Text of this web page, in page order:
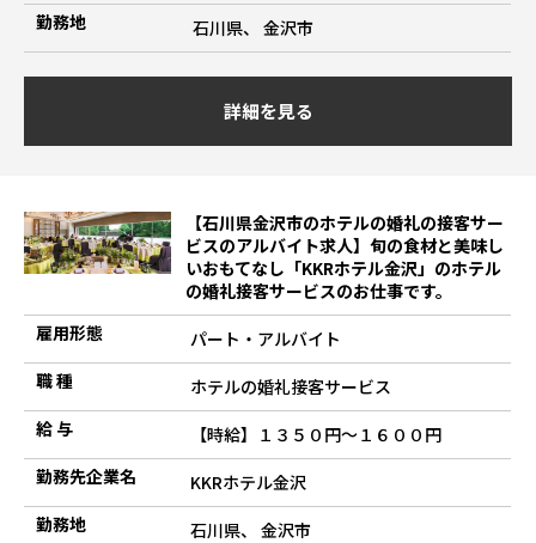
勤務地
石川県、 金沢市
詳細を見る
【石川県金沢市のホテルの婚礼の接客サー
ビスのアルバイト求人】旬の食材と美味し
いおもてなし「KKRホテル金沢」のホテル
の婚礼接客サービスのお仕事です。
雇用形態
パート・アルバイト
職 種
ホテルの婚礼接客サービス
給 与
【時給】１３５０円～１６００円
勤務先企業名
KKRホテル金沢
勤務地
石川県、 金沢市